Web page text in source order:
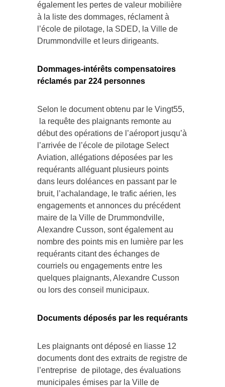
également les pertes de valeur mobilière
à la liste des dommages, réclament à
l’école de pilotage, la SDED, la Ville de
Drummondville et leurs dirigeants.
Dommages-intérêts compensatoires
réclamés par 224 personnes
Selon le document obtenu par le Vingt55,
la requête des plaignants remonte au
début des opérations de l’aéroport jusqu’à
l’arrivée de l’école de pilotage Select
Aviation, allégations déposées par les
requérants alléguant plusieurs points
dans leurs doléances en passant par le
bruit, l’achalandage, le trafic aérien, les
engagements et annonces du précédent
maire de la Ville de Drummondville,
Alexandre Cusson, sont également au
nombre des points mis en lumière par les
requérants citant des échanges de
courriels ou engagements entre les
quelques plaignants, Alexandre Cusson
ou lors des conseil municipaux.
Documents déposés par les requérants
Les plaignants ont déposé en liasse 12
documents dont des extraits de registre de
l’entreprise de pilotage, des évaluations
municipales émises par la Ville de